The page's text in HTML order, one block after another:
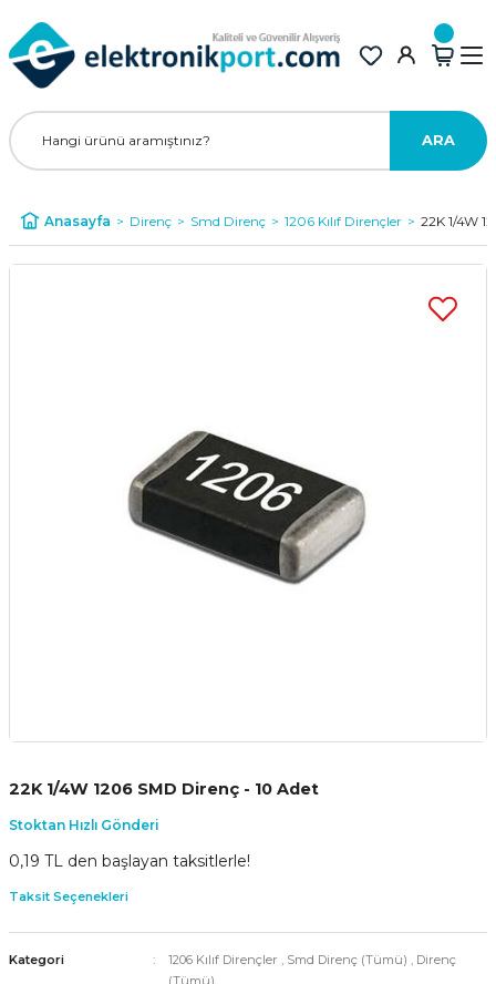
ARA
Anasayfa Direnç Smd Direnç 1206 Kılıf Dirençler 22K 1/4W
22K 1/4W 1206 SMD Direnç - 10 Adet
Stoktan Hızlı Gönderi
0,19 TL den başlayan taksitlerle!
Taksit Seçenekleri
Kategori 1206 Kılıf Dirençler , Smd Direnç (Tümü) , Direnç
(Tümü)